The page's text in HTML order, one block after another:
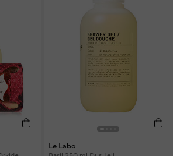
Le Labo